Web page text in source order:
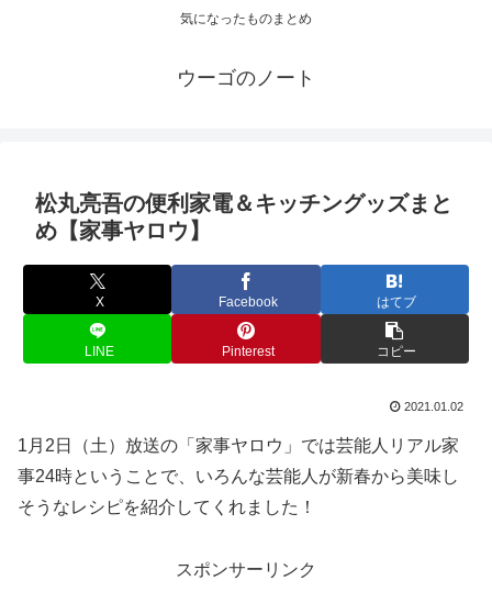
気になったものまとめ
ウーゴのノート
松丸亮吾の便利家電＆キッチングッズまと
め【家事ヤロウ】
X Facebook はてブ
LINE Pinterest コピー
2021.01.02
1月2日（土）放送の「家事ヤロウ」では芸能人リアル家
事24時ということで、いろんな芸能人が新春から美味し
そうなレシピを紹介してくれました！
スポンサーリンク